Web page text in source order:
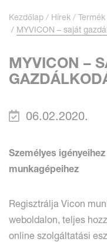
Kezdőlap Hírek
MYVICON – saját
MYVICON –
06.02.2020.
Személyes
munkagépeihez
Regisztrálja Vicon
weboldalon, teljes
online szolgáltatási